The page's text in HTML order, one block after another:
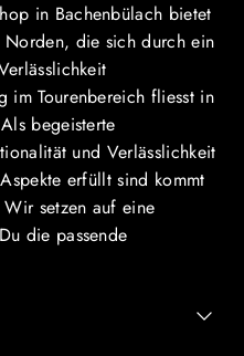
in Bachenbülach bietet
Norden, die sich durch ein
im Tourenbereich fliesst in
begeisterte
und Verlässlichkeit
erfüllt sind kommt
setzen auf eine
die passende